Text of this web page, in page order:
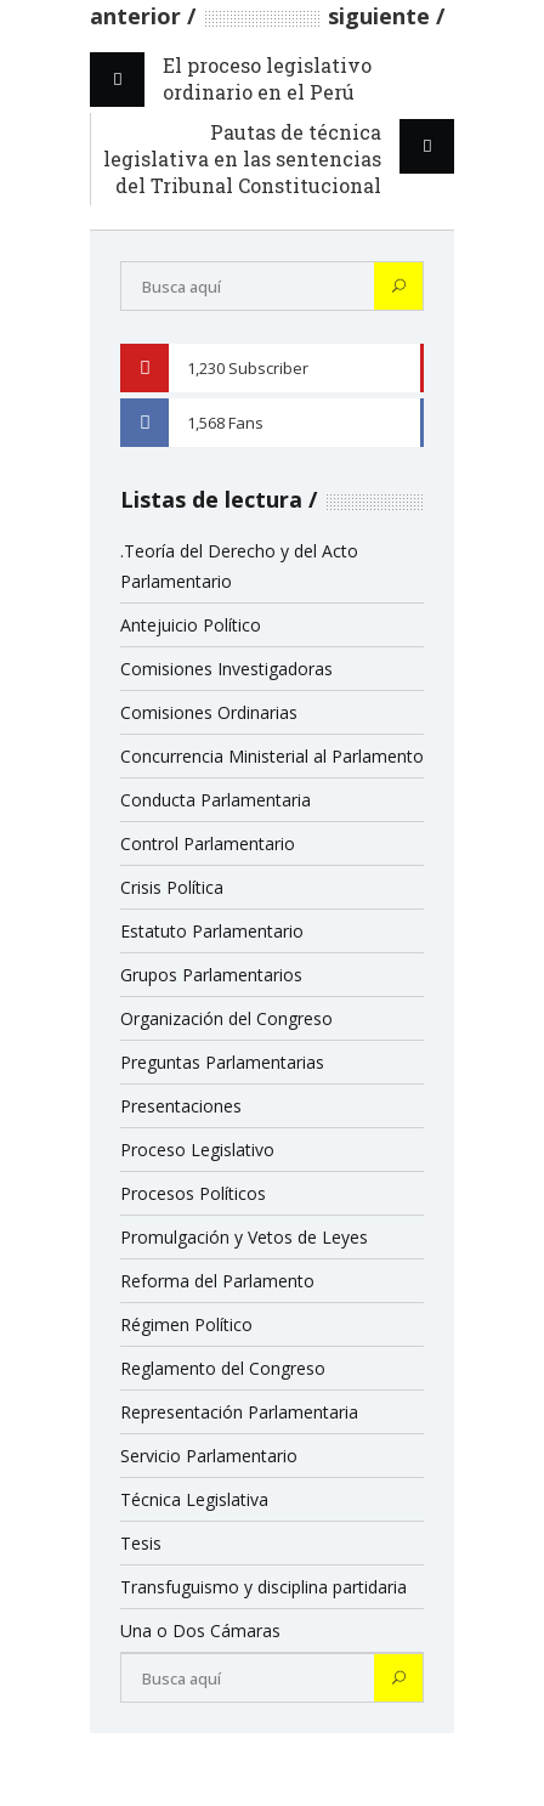
anterior siguiente
El proceso legislativo
ordinario en el Perú
Pautas de técnica
legislativa en las sentencias
del Tribunal Constitucional
1,230 Subscriber
1,568Fans
Listas de lectura
.Teoría del Derecho y del Acto
Parlamentario
Antejuicio Político
Comisiones Investigadoras
Comisiones Ordinarias
Concurrencia Ministerial al Parlamento
Conducta Parlamentaria
Control Parlamentario
Crisis Política
Estatuto Parlamentario
Grupos Parlamentarios
Organización del Congreso
Preguntas Parlamentarias
Presentaciones
Proceso Legislativo
Procesos Políticos
Promulgación y Vetos de Leyes
Reforma del Parlamento
Régimen Político
Reglamento del Congreso
Representación Parlamentaria
Servicio Parlamentario
Técnica Legislativa
Tesis
Transfuguismo y disciplina partidaria
Una o Dos Cámaras